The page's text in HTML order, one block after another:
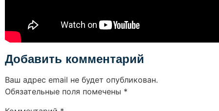
Добавить комментарий
Ваш адрес email не будет опубликован.
Обязательные поля помечены *